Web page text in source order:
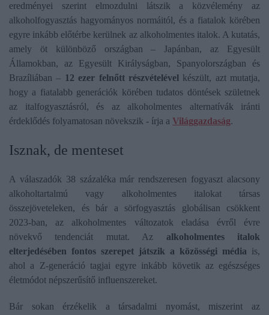
eredményei szerint elmozdulni látszik a közvélemény az
alkoholfogyasztás hagyományos normáitól, és a fiatalok körében
egyre inkább előtérbe kerülnek az alkoholmentes italok. A kutatás,
amely öt különböző országban – Japánban, az Egyesült
Államokban, az Egyesült Királyságban, Spanyolországban és
Brazíliában – 12 ezer felnőtt részvételével készült, azt mutatja,
hogy a fiatalabb generációk körében tudatos döntések születnek
az italfogyasztásról, és az alkoholmentes alternatívák iránti
érdeklődés folyamatosan növekszik - írja a Világgazdaság.
Isznak, de menteset
A válaszadók 38 százaléka már rendszeresen fogyaszt alacsony
alkoholtartalmú vagy alkoholmentes italokat társas
összejöveteleken, és bár a sörfogyasztás globálisan csökkent
2023-ban, az alkoholmentes változatok eladása évről évre
növekvő tendenciát mutat. Az alkoholmentes italok
elterjedésében fontos szerepet játszik a közösségi média is,
ahol a Z-generáció tagjai egyre inkább követik az egészséges
életmódot népszerűsítő influenszereket.
Bár sokan érzékelik a társadalmi nyomást, miszerint az